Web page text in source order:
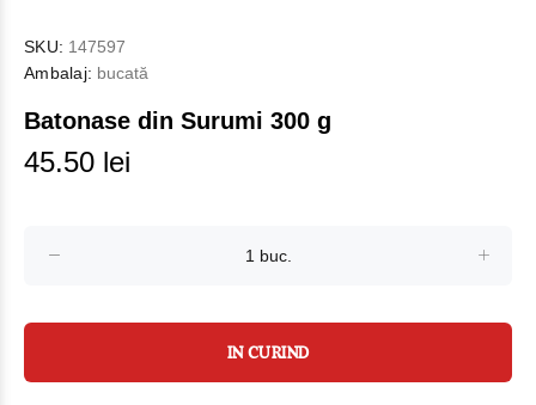
SKU: 147597
Ambalaj: bucată
Batonase din Surumi 300 g
45.50 lei
IN CURIND